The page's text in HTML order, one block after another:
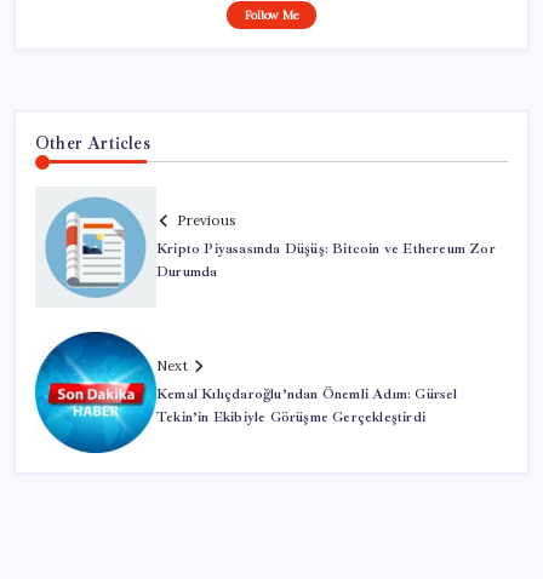
Follow Me
Other Articles
Previous
Kripto Piyasasında Düşüş: Bitcoin ve Ethereum Zor
Durumda
Next
Kemal Kılıçdaroğlu’ndan Önemli Adım: Gürsel
Tekin’in Ekibiyle Görüşme Gerçekleştirdi